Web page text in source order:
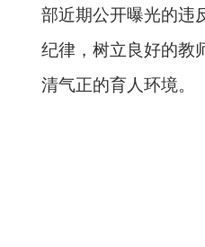
部近期公开曝光的违
纪律，树立良好的教
清气正的育人环境。